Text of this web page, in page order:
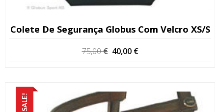
Colete De Segurança Globus Com Velcro XS/S
75,00€ O
40,00 €
SALE!